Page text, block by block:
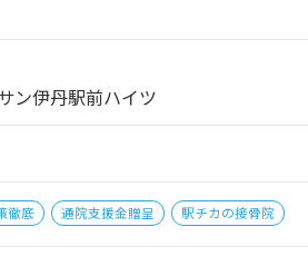
ン伊丹駅前ハイツ
徹底 通院支援金贈呈 駅チカの接骨院